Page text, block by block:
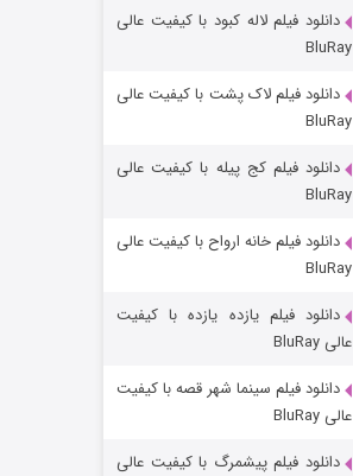
شوهر
دانلود فیلم لاله کبود با کیفیت عالی
BluRay
دانلود فیلم لاک پشت با کیفیت عالی
BluRay
دانلود فیلم کج‌ پیله با کیفیت عالی
BluRay
دانلود فیلم خانه ارواح با کیفیت عالی
BluRay
دانلود فیلم یازده یازده با کیفیت
عالی BluRay
دانلود فیلم سینما شهر قصه با کیفیت
عالی BluRay
دانلود فیلم پیشمرگ با کیفیت عالی